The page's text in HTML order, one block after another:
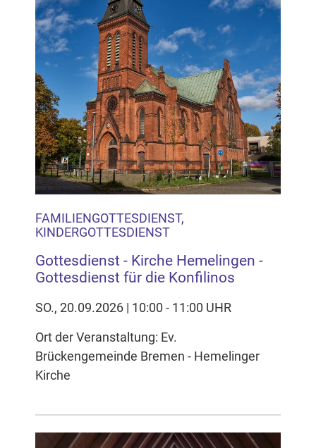
FAMILIENGOTTESDIENST,
KINDERGOTTESDIENST
Gottesdienst - Kirche Hemelingen -
Gottesdienst für die Konfilinos
SO., 20.09.2026 | 10:00 - 11:00 UHR
Ort der Veranstaltung: Ev.
Brückengemeinde Bremen - Hemelinger
Kirche